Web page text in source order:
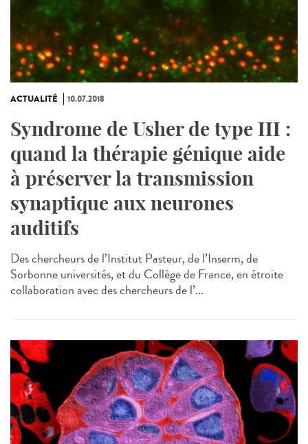
ACTUALITÉ 10.07.2018
Syndrome de Usher de type III :
quand la thérapie génique aide
à préserver la transmission
synaptique aux neurones
auditifs
Des chercheurs de l’Institut Pasteur, de l’Inserm, de
Sorbonne universités, et du Collège de France, en étroite
collaboration avec des chercheurs de l’...